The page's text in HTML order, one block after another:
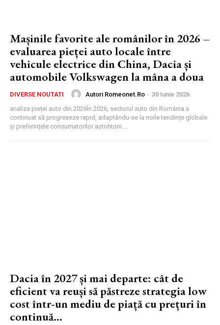
Mașinile favorite ale românilor în 2026 –
evaluarea pieței auto locale între
vehicule electrice din China, Dacia și
automobile Volkswagen la mâna a doua
DIVERSE NOUTATI Autori Romeonet.ro - 30 Iunie 2026
analiza pieței auto din 2026În 2026, sectorul auto din România a
continuat să progreseze rapid, adaptându-se la noile tendințe globale
și preferințele consumatorilor autohtoni....
Dacia în 2027 și mai departe: cât de
eficient va reuși să păstreze strategia low
cost într-un mediu de piață cu prețuri în
continuă...